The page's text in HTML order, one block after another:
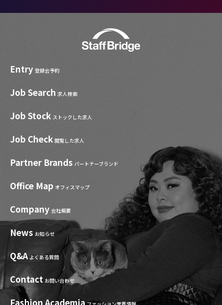
Entry 登録会予約
Job Search 求人検索
Job Stock ストックした求人
Job Check 閲覧した求人
Partner Brands パートナーブランド
Office Map オフィスマップ
Company 会社概要
News お知らせ
Q&A よくある質問
Contact お問い合わせ
Fashion Academia